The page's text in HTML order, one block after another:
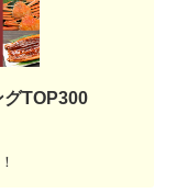
グTOP300